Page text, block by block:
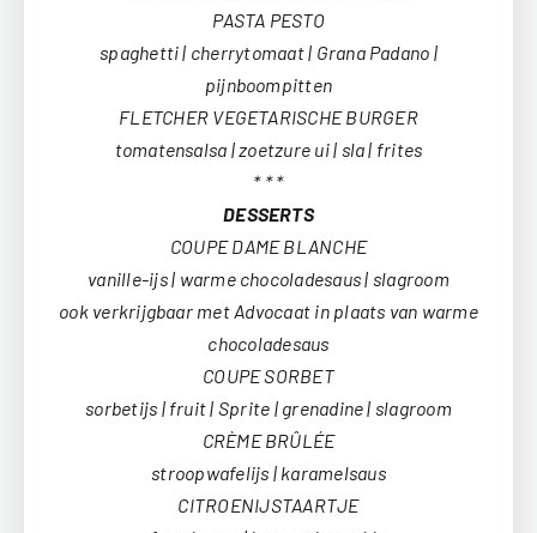
PASTA PESTO
spaghetti | cherrytomaat | Grana Padano |
pijnboompitten
FLETCHER VEGETARISCHE BURGER
tomatensalsa | zoetzure ui | sla | frites
* * *
DESSERTS
COUPE DAME BLANCHE
vanille-ijs | warme chocoladesaus | slagroom
ook verkrijgbaar met Advocaat in plaats van warme
chocoladesaus
COUPE SORBET
sorbetijs | fruit | Sprite | grenadine | slagroom
CRÈME BRÛLÉE
stroopwafelijs | karamelsaus
CITROENIJSTAARTJE